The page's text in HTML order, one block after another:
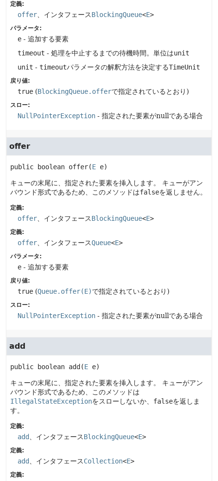
定義:
offer 、インタフェースBlockingQueue<E>
パラメータ:
e - 追加する要素
timeout - 処理を中止するまでの待機時間。単位はunit
unit - timeoutパラメータの解釈方法を決定するTimeUnit
戻り値:
true (BlockingQueue.offerで指定されているとおり)
スロー:
NullPointerException - 指定された要素がnullである場合
offer
public boolean offer(E e)
キューの末尾に、指定された要素を挿入します。
キューがアン
バウンド形式であるため、このメソッドはfalseを返しません。
定義:
offer 、インタフェースBlockingQueue<E>
定義:
offer 、インタフェースQueue<E>
パラメータ:
e - 追加する要素
戻り値:
true (Queue.offer(E)で指定されているとおり)
スロー:
NullPointerException - 指定された要素がnullである場合
add
public boolean add (E e)
キューの末尾に、指定された要素を挿入します。
キューがアン
バウンド形式であるため、このメソッドは
IllegalStateExceptionをスローしないか、 falseを返しま
す。
定義:
add 、インタフェースBlockingQueue<E>
定義:
add 、インタフェースCollection<E>
定義: